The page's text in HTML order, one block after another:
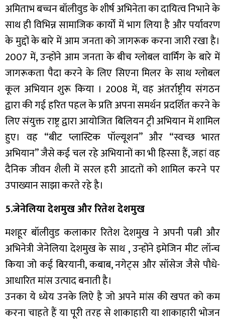
अमिताभ बच्चन बॉलीवुड के शीर्ष अभिनेता का दायित्व निभाने के
साथ ही विभिन्न सामाजिक कार्यों में भाग लिया है और पर्यावरण
के मुद्दों के बारे में आम जनता को जागरूक करना जारी रखा है।
2007 में, उन्होंने आम जनता के बीच ग्लोबल वार्मिंग के बारे में
जागरूकता पैदा करने के लिए सिएना मिलर के साथ ग्लोबल
कूल अभियान शुरू किया । 2008 में, वह अंतर्राष्ट्रीय संगठन
द्वारा की गई हरित पहल के प्रति अपना समर्थन प्रदर्शित करने के
लिए संयुक्त राष्ट्र द्वारा आयोजित बिलियन ट्री अभियान में शामिल
हुए। वह “बीट प्लास्टिक पॉल्यूशन” और “स्वच्छ भारत
अभियान” जैसे कई चल रहे अभियानों का भी हिस्सा हैं, जहां वह
दैनिक जीवन शैली में सरल हरी आदतों को शामिल करने पर
उपाख्यान साझा करते रहे है।
5.जेनेलिया देशमुख और रितेश देशमुख
मशहूर बॉलीवुड कलाकार रितेश देशमुख ने अपनी पत्नी और
अभिनेत्री जेनेलिया देशमुख के साथ , उन्होंने इमेजिन मीट लॉन्च
किया जो कई बिरयानी, कबाब, नगेट्स और सॉसेज जैसे पौधे-
आधारित मांस उत्पाद बनाती है।
उनका ये ध्येय उनके लिऐ है जो अपने मांस की खपत को कम
करना चाहते हैं या पूरी तरह से शाकाहारी या शाकाहारी भोजन